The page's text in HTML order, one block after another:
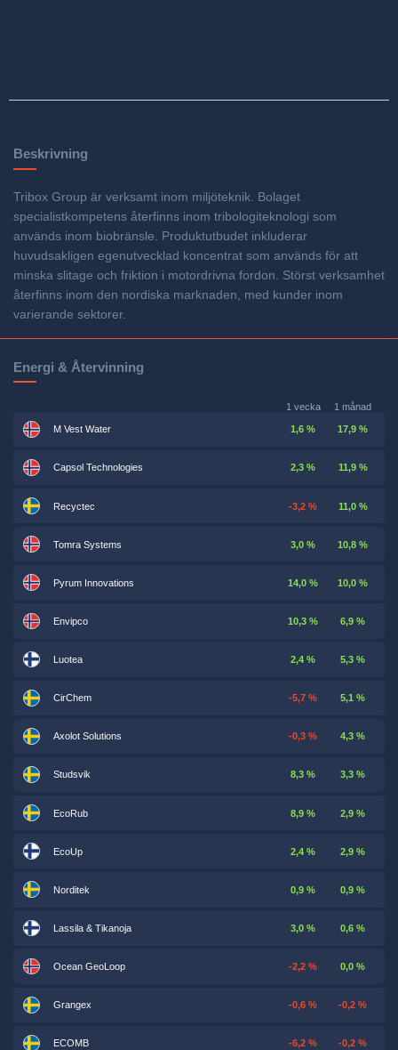
Beskrivning
Tribox Group är verksamt inom miljöteknik. Bolaget
specialistkompetens återfinns inom tribologiteknologi som
används inom biobränsle. Produktutbudet inkluderar
huvudsakligen egenutvecklad koncentrat som används för att
minska slitage och friktion i motordrivna fordon. Störst verksamhet
återfinns inom den nordiska marknaden, med kunder inom
varierande sektorer.
Energi & Återvinning
1 vecka 1 månad
M Vest Water 1,6 % 17,9 %
Capsol Technologies 2,3 % 11,9 %
Recyctec -3,2 % 11,0 %
Tomra Systems 3,0 % 10,8 %
Pyrum Innovations 14,0 % 10,0 %
Envipco 10,3 % 6,9 %
Luotea 2,4 % 5,3 %
CirChem -5,7 % 5,1 %
Axolot Solutions -0,3 % 4,3 %
Studsvik 8,3 % 3,3 %
EcoRub 8,9 % 2,9 %
EcoUp 2,4 % 2,9 %
Norditek 0,9 % 0,9 %
Lassila & Tikanoja 3,0 % 0,6 %
Ocean GeoLoop -2,2 % 0,0 %
Grangex -0,6 % -0,2 %
ECOMB -6,2 % -0,2 %